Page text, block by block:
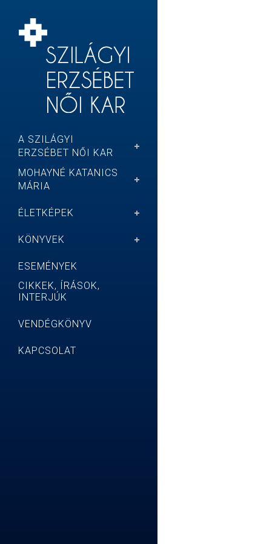
A SZILÁGYI
ERZSÉBET NŐI KAR
MOHAYNÉ KATANICS
MÁRIA
ÉLETKÉPEK
KÖNYVEK
ESEMÉNYEK
CIKKEK, ÍRÁSOK,
INTERJÚK
VENDÉGKÖNYV
KAPCSOLAT